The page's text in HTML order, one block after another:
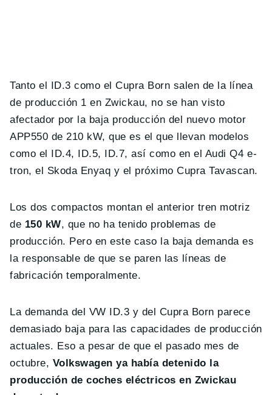
Tanto el ID.3 como el Cupra Born salen de la línea
de producción 1 en Zwickau, no se han visto
afectador por la baja producción del nuevo motor
APP550 de 210 kW, que es el que llevan modelos
como el ID.4, ID.5, ID.7, así como en el Audi Q4 e-
tron, el Skoda Enyaq y el próximo Cupra Tavascan.
Los dos compactos montan el anterior tren motriz
de 150 kW, que no ha tenido problemas de
producción. Pero en este caso la baja demanda es
la responsable de que se paren las líneas de
fabricación temporalmente.
La demanda del VW ID.3 y del Cupra Born parece
demasiado baja para las capacidades de producción
actuales. Eso a pesar de que el pasado mes de
octubre, Volkswagen ya había detenido la
producción de coches eléctricos en Zwickau